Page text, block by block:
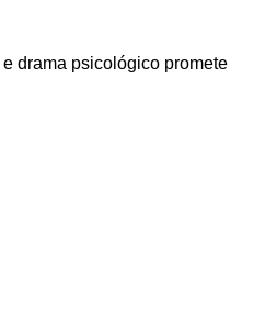
drama psicológico promete